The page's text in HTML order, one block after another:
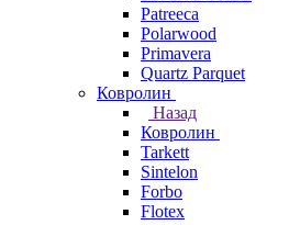
Patreeca
Polarwood
Primavera
Quartz Parquet
Ковролин
Назад
Ковролин
Tarkett
Sintelon
Forbo
Flotex